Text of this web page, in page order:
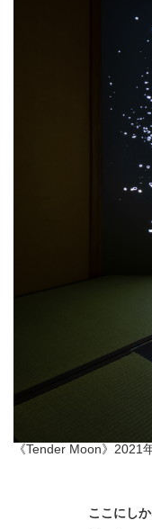
ここにし
《Tender Moon》